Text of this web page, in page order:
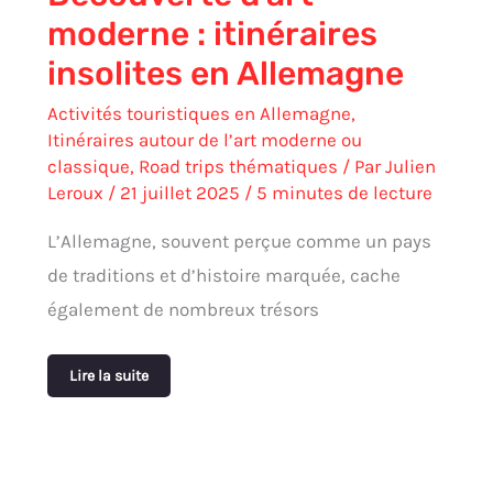
moderne : itinéraires
insolites en Allemagne
Activités touristiques en Allemagne,
Itinéraires autour de l’art moderne ou
classique, Road trips thématiques / ParJulien
Leroux / 21 juillet 2025 / 5 minutes de lecture
L’Allemagne, souvent perçue comme un pays
de traditions et d’histoire marquée, cache
également de nombreux trésors
Lire la suite